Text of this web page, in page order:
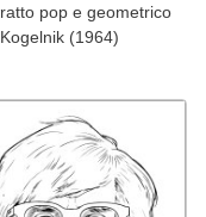
pop e geometrico
(1964)